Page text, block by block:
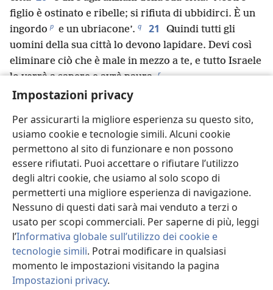
Impostazioni privacy
Per assicurarti la migliore esperienza su questo sito,
usiamo cookie e tecnologie simili. Alcuni cookie
permettono al sito di funzionare e non possono
essere rifiutati. Puoi accettare o rifiutare l’utilizzo
degli altri cookie, che usiamo al solo scopo di
permetterti una migliore esperienza di navigazione.
Nessuno di questi dati sarà mai venduto a terzi o
usato per scopi commerciali. Per saperne di più, leggi
l’Informativa globale sull’utilizzo dei cookie e
tecnologie simili. Potrai modificare in qualsiasi
momento le impostazioni visitando la pagina
Impostazioni privacy.
figlio è ostinato e ribelle; si rifiuta di ubbidirci. È un
ingordo p e un ubriacone’. q 21
Quindi tutti gli
uomini della sua città lo devono lapidare. Devi così
eliminare ciò che è male in mezzo a te, e tutto Israele
lo verrà a sapere e avrà paura. r
22 “Se un uomo ha commesso un peccato per il
morte s e tu l’hai appeso a un palo, t 23 il suo
cadavere non deve restare sul palo per tutta la notte.
u Devi assolutamente seppellirlo quello stesso
giorno, perché chi è appeso è qualcosa di maledetto
da Dio, v e non devi contaminare il paese che Geova
tuo Dio sta per darti in eredità.
Precedente Successivo